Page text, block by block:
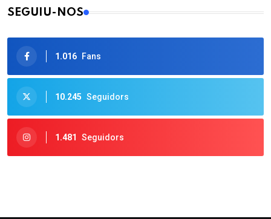
SEGUIU-NOS
1.016 Fans
10.245 Seguidors
1.481 Seguidors